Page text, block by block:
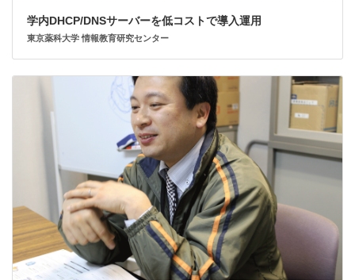
学内DHCP/DNSサーバーを低コストで導入運用
東京薬科大学 情報教育研究センター